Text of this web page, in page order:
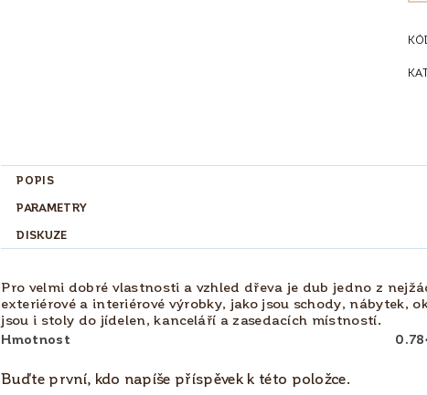
POPIS
PARAMETRY
DISKUZE
Pro velmi dobré vlastnosti a vzhled dřeva je dub jedno z
exteriérové a interiérové výrobky, jako jsou schody, nábytek,
jsou i stoly do jídelen, kanceláří a zasedacích místností.
Hmotnost
Buďte první, kdo napíše příspěvek k této položce.